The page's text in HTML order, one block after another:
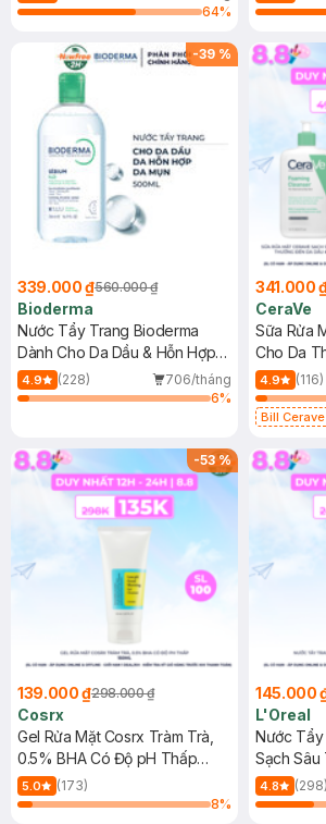
64%
-39 %
339.000 ₫560.000 ₫
Bioderma
Nước Tẩy Trang Bioderma
Dành Cho Da Dầu & Hỗn Hợp
500ml
4.9 (228)
706/tháng
6%
341.000
CeraVe
Sữa Rửa
Cho Da
473ml
4.9 (116)
Bill
-53%
139.000 ₫298.000 ₫
Cosrx
Gel Rửa Mặt Cosrx Tràm Trà,
0.5% BHA Có Độ pH Thấp
150ml
5.0
(173)
8%
145.000
L'Oreal
Nước Tẩy
Sạch Sâu
4.8 (298)